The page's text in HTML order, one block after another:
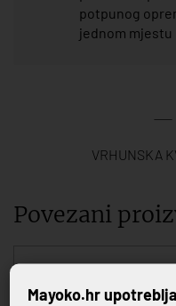
potpunog
jednom mjestu
VRHUNSKA
Povezani
Mayoko.hr